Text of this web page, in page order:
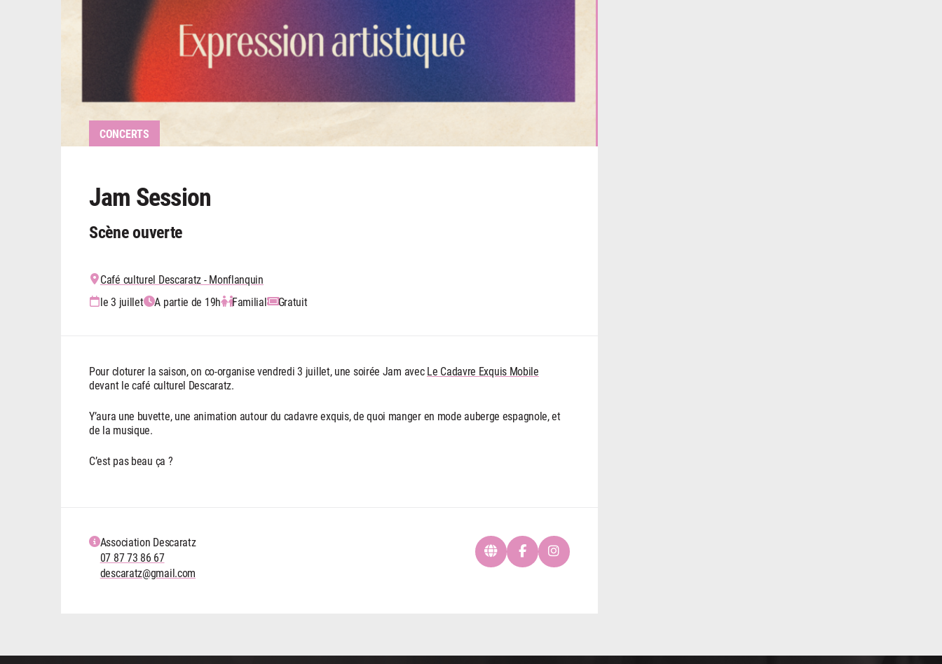
CONCERTS
Jam Session
Scène ouverte
Café culturel Descaratz - Monflanquin
le 3 juillet
A partie de 19h Familial Gratuit
Pour cloturer la saison, on co-organise vendredi 3 juillet, une soirée Jam avecLe Cadavre Exquis Mobile
devant le café culturel Descaratz.
Y’aura une buvette, une animation autour du cadavre exquis, de quoi manger en mode auberge espagnole, et
de la musique.
C’est pas beau ça ?
Association Descaratz
07 87 73 86 67
descaratz@gmail.com